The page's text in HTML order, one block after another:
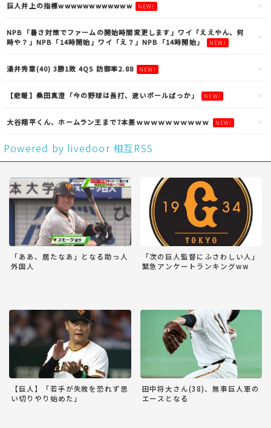
巨人井上の指標wwwwwwwwwwww NEW!
NPB「暑さ対策でファームの開始時間変更します」ワイ「ええやん、何
時や？」NPB「14時開始」ワイ「え？」NPB「14時開始」
NEW!
涌井秀章(40) 3勝1敗 4QS 防御率2.88 NEW!
【悲報】桑田真澄「今の野球は長打、速いボールばっか」 NEW!
大谷翔平くん、ホームラン王まで7本差ｗｗｗｗｗｗｗｗｗｗ NEW!
Powered by livedoor 相互RSS
「ああ、居たなあ」となる助っ人
外国人
「次の巨人監督にふさわしい人」
緊急アンケートランキングww
【巨人】「若手が失敗を恐れず思
い切りやり始めた」
田中将大さん(38)、無事巨人軍の
エースとなる